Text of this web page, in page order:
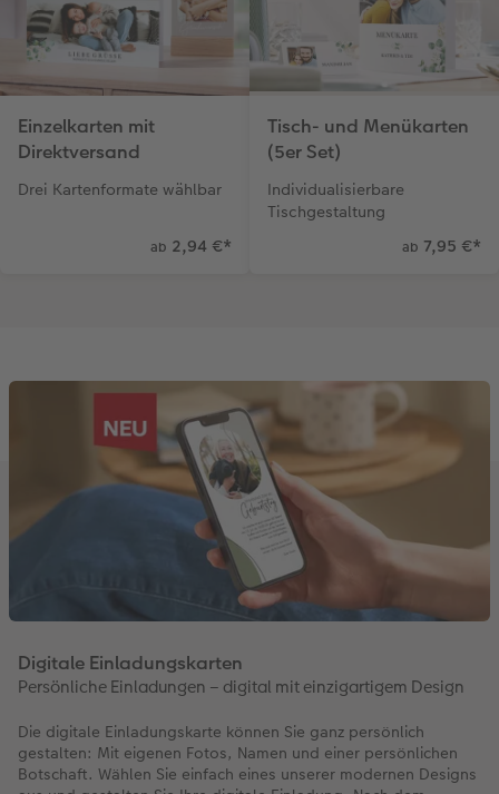
Einzelkarten mit
Direktversand
Drei Kartenformate wählbar
ab 2,94 €*
Tisch- und Menükarten
(5er Set)
Individualisierbare
Tischgestaltung
ab 7,95 €*
Digitale Einladungskarten
Persönliche Einladungen – digital mit einzigartigem Design
Die digitale Einladungskarte können Sie ganz persönlich
gestalten: Mit eigenen Fotos, Namen und einer persönlichen
Botschaft. Wählen Sie einfach eines unserer modernen Designs